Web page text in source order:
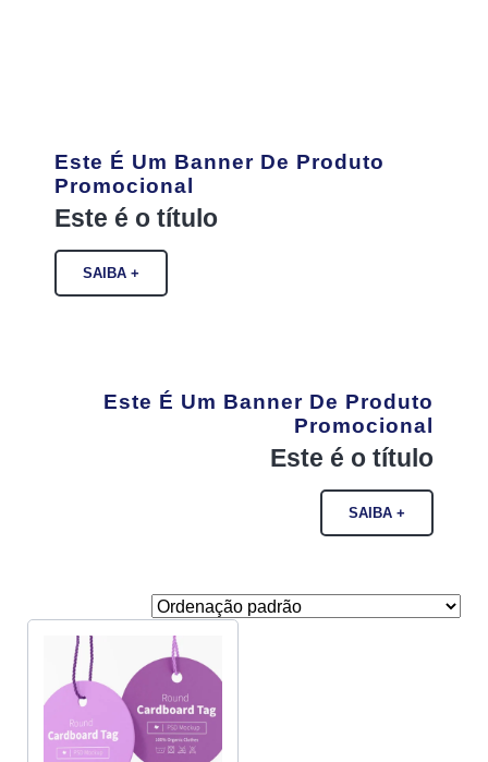
Este É Um Banner De Produto
Promocional
Este é o título
SAIBA +
Este É Um Banner De Produto
Promocional
Este é o título
SAIBA +